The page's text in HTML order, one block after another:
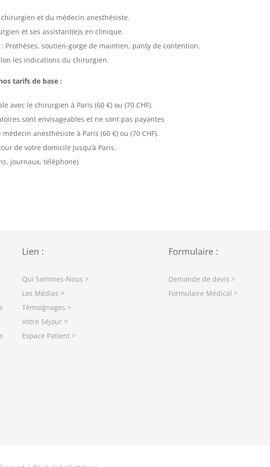
et du médecin anesthésiste.
et ses assistant(e)s en clinique.
Prothèses, soutien-gorge de maintien, panty de contention.
les indications du chirurgien.
tarifs de base :
avec le chirurgien à Paris (60 €) ou (70 CHF).
sont envisageables et ne sont pas payantes
anesthésiste à Paris (60 €) ou (70 CHF).
de votre domicile jusqu’à Paris.
journaux, téléphone)
Lien :
Qui Sommes-Nous >
Les Médias >
Témoignages >
Votre Séjour >
Espace Patient >
Formulaire :
Demande de devis >
Formulaire Médical >